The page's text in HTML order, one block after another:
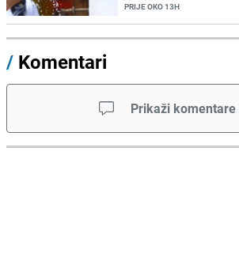
PRIJE OKO 13H
/ Komentari
Prikaži komentare